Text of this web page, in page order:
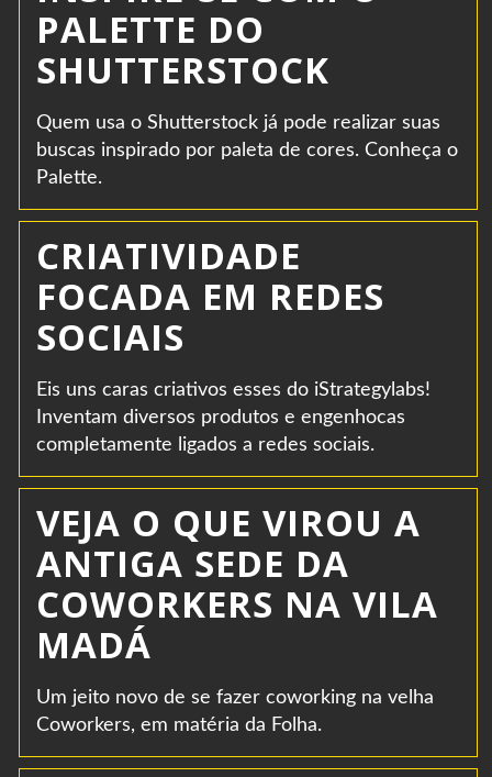
PALETTE DO
SHUTTERSTOCK
Quem usa o Shutterstock já pode realizar suas
buscas inspirado por paleta de cores. Conheça o
Palette.
CRIATIVIDADE
FOCADA EM REDES
SOCIAIS
Eis uns caras criativos esses do iStrategylabs!
Inventam diversos produtos e engenhocas
completamente ligados a redes sociais.
VEJA O QUE VIROU A
ANTIGA SEDE DA
COWORKERS NA VILA
MADÁ
Um jeito novo de se fazer coworking na velha
Coworkers, em matéria da Folha.